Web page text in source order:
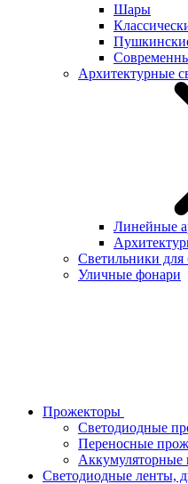
Шары
Архитектурные
Линейные
Светильники для
Уличные фонари
Прожекторы
Светодиодные
Переносные
Аккумуляторные
Светодиодные ленты,